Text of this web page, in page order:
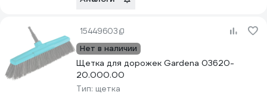
15449603
Нет в наличии
Щетка для дорожек Gardena 03620-
20.000.00
Тип: щетка